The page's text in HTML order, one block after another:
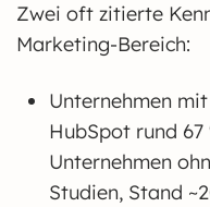
Zwei oft zitierte
Marketing-Bereich:
Unternehmen
HubSpot rund
Unternehmen
Studien, Stand